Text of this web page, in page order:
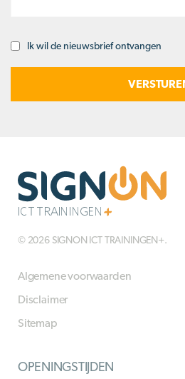
Opt-Ik wil de nieuwsbrief ontvangen
© 2026 SIGNON ICT TRAININGEN+.
Algemene voorwaarden
Disclaimer
Sitemap
OPENINGSTIJDEN